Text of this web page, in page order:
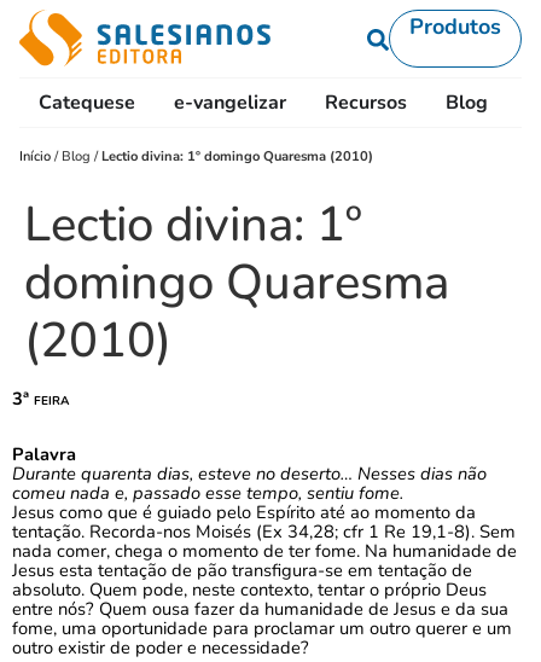
Produtos
Catequese e-vangelizar Recursos Blog
Início / Blog /Lectio divina: 1º domingo Quaresma (2010)
Lectio divina: 1º
domingo Quaresma
(2010)
3ª feira
Palavra
Durante quarenta dias, esteve no deserto… Nesses dias não
comeu nada e, passado esse tempo, sentiu fome.
Jesus como que é guiado pelo Espírito até ao momento da
tentação. Recorda-nos Moisés (Ex 34,28; cfr 1 Re 19,1-8). Sem
nada comer, chega o momento de ter fome. Na humanidade de
Jesus esta tentação de pão transfigura-se em tentação de
absoluto. Quem pode, neste contexto, tentar o próprio Deus
entre nós? Quem ousa fazer da humanidade de Jesus e da sua
fome, uma oportunidade para proclamar um outro querer e um
outro existir de poder e necessidade?